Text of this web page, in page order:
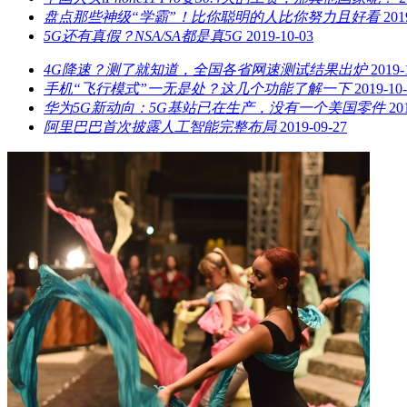
盘点那些神级“学霸”！比你聪明的人比你努力且好看
5G还有真假？NSA/SA都是真5G 2019-10-03
4G降速？测了就知道，全国各省网速测试结果出炉
手机“飞行模式”一无是处？这几个功能了解一下 2019-
华为5G新动向：5G基站已在生产，没有一个美国零件
阿里巴巴首次披露人工智能完整布局 2019-09-27